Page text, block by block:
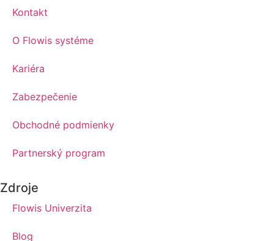
Kontakt
O Flowis systéme
Kariéra
Zabezpečenie
Obchodné podmienky
Partnerský program
Zdroje
Flowis Univerzita
Blog